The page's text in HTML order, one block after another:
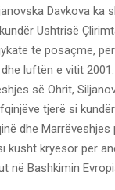
Davkova ka
Ushtrisë
të posaçme,
luftën e vitit
së Ohrit,
tjerë si
dhe
kusht kryesor për
në Bashkimin